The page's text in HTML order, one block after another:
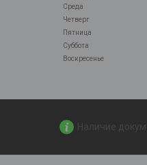
Среда
Четверг
Пятница
Суббота
Воскресенье
Наличие